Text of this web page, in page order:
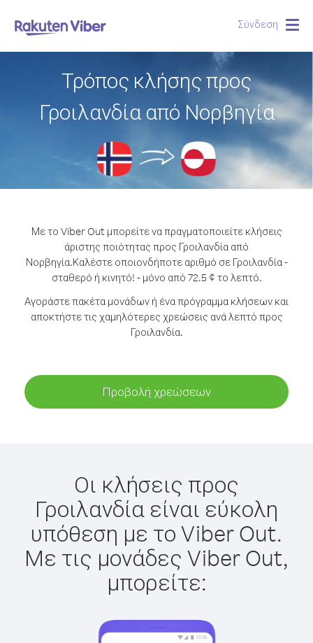
Σύνδεση
Τρόπος κλήσης προς
Γροιλανδία από Νορβηγία
Με το Viber Out μπορείτε να πραγματοποιείτε κλήσεις
άριστης ποιότητας προς Γροιλανδία από
Νορβηγία.Καλέστε οποιονδήποτε αριθμό σε Γροιλανδία -
σταθερό ή κινητό! - μόνο από 72.5 ¢ το λεπτό.
Αγοράστε πακέτα μονάδων ή ένα πρόγραμμα κλήσεων και
αποκτήστε τις χαμηλότερες χρεώσεις ανά λεπτό προς
Γροιλανδία.
Προβολή χρεώσεων
Οι κλήσεις προς
Γροιλανδία είναι εύκολη
υπόθεση με το Viber Out.
Με τις μονάδες Viber Out,
μπορείτε: